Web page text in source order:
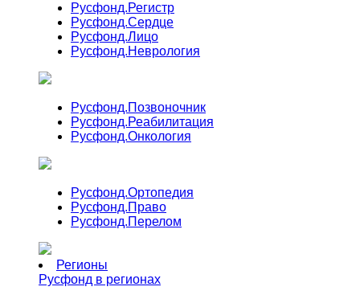
Русфонд.Регистр
Русфонд.Сердце
Русфонд.Лицо
Русфонд.Неврология
Русфонд.Позвоночник
Русфонд.Реабилитация
Русфонд.Онкология
Русфонд.Ортопедия
Русфонд.Право
Русфонд.Перелом
Регионы
Русфонд в регионах